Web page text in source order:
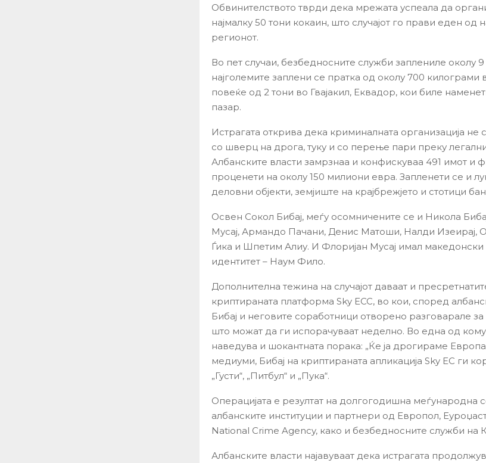
Обвинителството тврди дека мрежата успеала да
најмалку 50 тони кокаин, што случајот го прави еден од
регионот.
Во пет случаи, безбедносните служби заплениле околу
најголемите заплени се пратка од околу 700 килограми
повеќе од 2 тони во Гвајакил, Еквадор, кои биле
пазар.
Истрагата открива дека криминалната организација не
со шверц на дрога, туку и со перење пари преку
Албанските власти замрзнаа и конфискуваа 491 имот и
проценети на околу 150 милиони евра. Запленети се и
деловни објекти, земјиште на крајбрежјето и стотици
Освен Сокол Бибај, меѓу осомничените се и Никола
Мусај, Армандо Пачани, Денис Матоши, Налди Изеирај,
Ѓика и Шпетим Алиу. И Флоријан Мусај имал македонски
идентитет – Наум Фило.
Дополнителна тежина на случајот даваат и
криптираната платформа Sky ECC, во кои, според
Бибај и неговите соработници отворено разговарале
што можат да ги испорачуваат неделно. Во една од
наведува и шокантната порака: „Ќе ја дрогираме
медиуми, Бибај на криптираната апликација Sky EC ги
„Густи“, „Питбул“ и „Пука“.
Операцијата е резултат на долгогодишна меѓународна
албанските институции и партнери од Европол,
National Crime Agency, како и безбедносните служби на
Албанските власти најавуваат дека истрагата